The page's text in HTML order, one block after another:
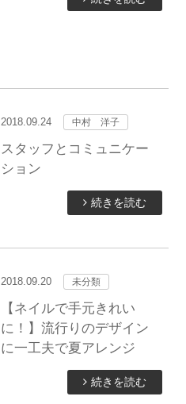
2018.09.24 中村 洋子
スタッフとコミュニケー
ション
続きを読む
2018.09.20 未分類
【ネイルで手元きれい
に！】流行りのデザイン
に一工夫で夏アレンジ
続きを読む